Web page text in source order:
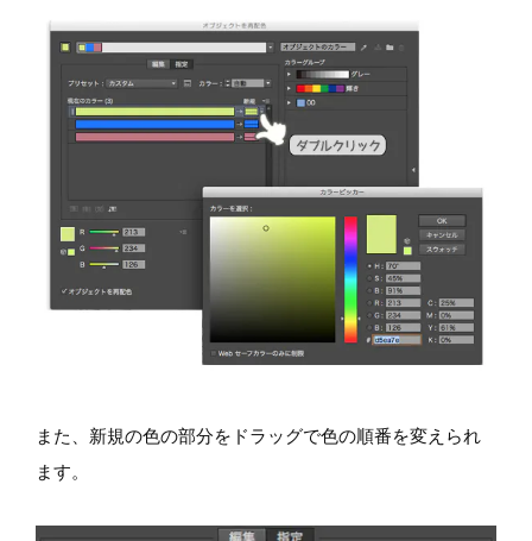
また、新規の色の部分をドラッグで色の順番を変えられ
ます。